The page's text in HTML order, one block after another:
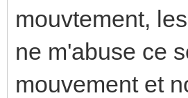
mouvtement,
ne m'abuse ce
mouvement et